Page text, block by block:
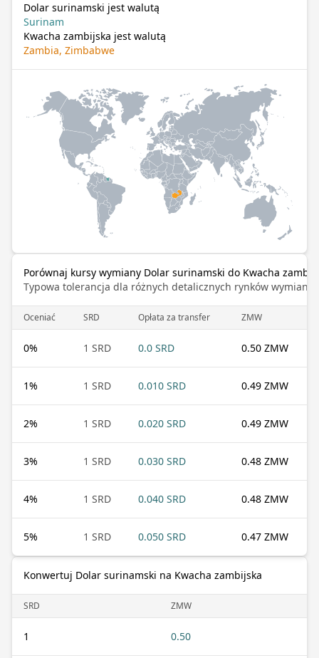
Dolar surinamski jest walutą
Surinam
Kwacha zambijska jest walutą
Zambia, Zimbabwe
Porównaj kursy wymiany Dolar surinamski do Kwacha
Typowa tolerancja dla różnych detalicznych rynków wymiany
Oceniać SRD Opłata za transfer ZMW
0% 1 SRD 0.0 SRD 0.50 ZMW
1% 1 SRD 0.010 SRD 0.49 ZMW
2% 1 SRD 0.020 SRD 0.49 ZMW
3% 1 SRD 0.030 SRD 0.48 ZMW
4% 1 SRD 0.040 SRD 0.48 ZMW
5% 1 SRD 0.050 SRD 0.47 ZMW
Konwertuj Dolar surinamski na Kwacha zambijska
SRD ZMW
1 0.50